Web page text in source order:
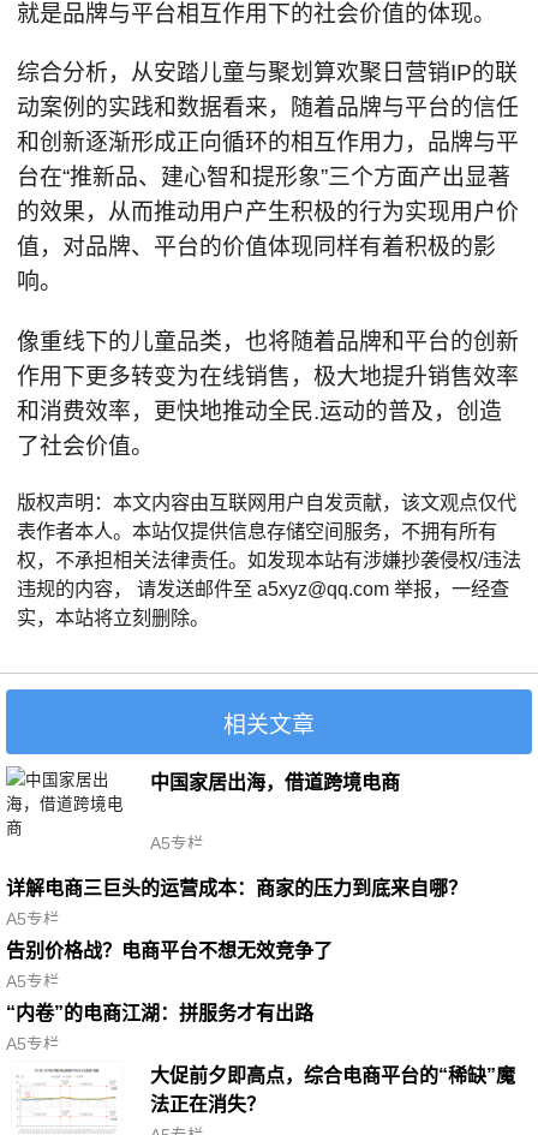
就是品牌与平台相互作用下的社会价值的体现。
综合分析，从安踏儿童与聚划算欢聚日营销IP的联
动案例的实践和数据看来，随着品牌与平台的信任
和创新逐渐形成正向循环的相互作用力，品牌与平
台在“推新品、建心智和提形象”三个方面产出显著
的效果，从而推动用户产生积极的行为实现用户价
值，对品牌、平台的价值体现同样有着积极的影
响。
像重线下的儿童品类，也将随着品牌和平台的创新
作用下更多转变为在线销售，极大地提升销售效率
和消费效率，更快地推动全民.运动的普及，创造
了社会价值。
版权声明：本文内容由互联网用户自发贡献，该文观点仅代
表作者本人。本站仅提供信息存储空间服务，不拥有所有
权，不承担相关法律责任。如发现本站有涉嫌抄袭侵权/违法
违规的内容， 请发送邮件至 a5xyz@qq.com 举报，一经查
实，本站将立刻删除。
相关文章
中国家居出海，借道跨境电商
A5专栏
详解电商三巨头的运营成本：商家的压力到底来自哪？
A5专栏
告别价格战？电商平台不想无效竞争了
A5专栏
“内卷”的电商江湖：拼服务才有出路
A5专栏
大促前夕即高点，综合电商平台的“稀缺”魔
法正在消失？